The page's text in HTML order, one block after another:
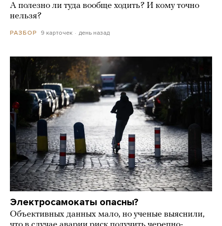
А полезно ли туда вообще ходить? И кому точно
нельзя?
РАЗБОР 9 карточек день назад
Электросамокаты опасны?
Объективных данных мало, но ученые выяснили,